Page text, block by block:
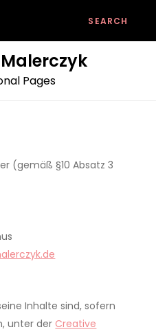
Pages
(gemäß §10 Absatz 3
Inhalte sind, sofern
unter der Creative